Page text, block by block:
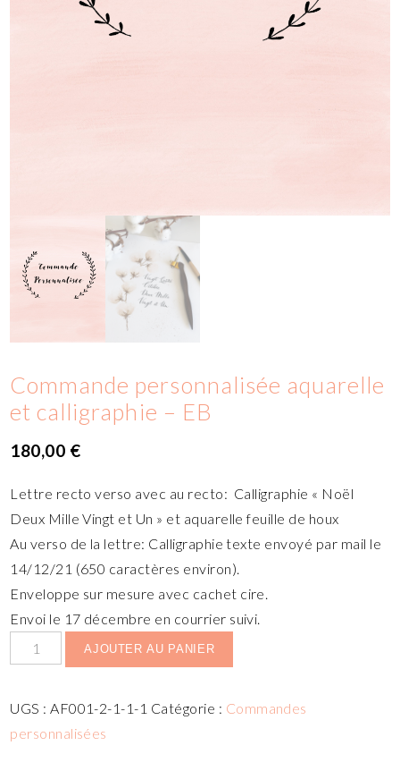
Commande personnalisée aquarelle
et calligraphie – EB
180,00 €
Lettre recto verso avec au recto: Calligraphie « Noël
Deux Mille Vingt et Un » et aquarelle feuille de houx
Au verso de la lettre: Calligraphie texte envoyé par mail le
14/12/21 (650 caractères environ).
Enveloppe sur mesure avec cachet cire.
Envoi le 17 décembre en courrier suivi.
AJOUTER AU PANIER
UGS :AF001-2-1-1-1 Catégorie : Commandes
personnalisées